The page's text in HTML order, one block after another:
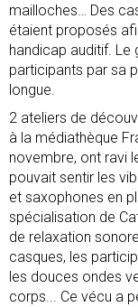
mailloches… Des
étaient proposés
handicap auditif. Le
participants par sa
longue.
2 ateliers de
à la médiathèque
novembre, ont ravi
pouvait sentir les
et saxophones en
spécialisation de
de relaxation
casques, les
les douces ondes
corps... Ce vécu a